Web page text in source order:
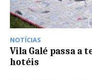
NOTÍCIAS
Vila Galé passa a
hotéis